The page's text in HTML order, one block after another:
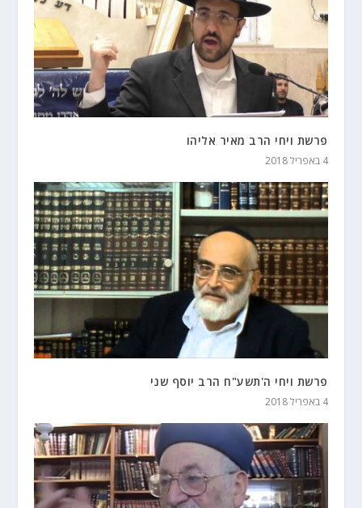
פרשת ויחי הרב מאיר אליהו
4 באפריל 2018
פרשת ויחי ה'תשע"ח הרב יוסף שני
4 באפריל 2018